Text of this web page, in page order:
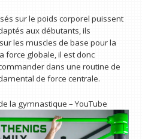
sur le poids corporel puissent
aux débutants, ils
les muscles de base pour la
force globale, il est donc
dans une routine de
de force centrale.
la gymnastique – YouTube